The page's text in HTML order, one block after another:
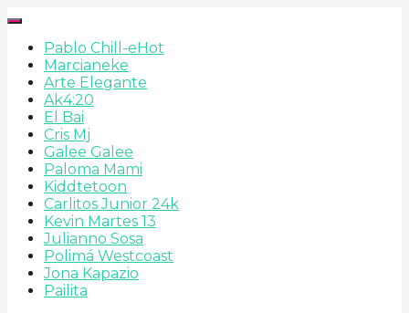
Pablo Chill-eHot
Marcianeke
Arte Elegante
Ak4:20
El Bai
Cris Mj
Galee Galee
Paloma Mami
Kiddtetoon
Carlitos Junior 24k
Kevin Martes 13
Julianno Sosa
Polimá Westcoast
Jona Kapazio
Pailita